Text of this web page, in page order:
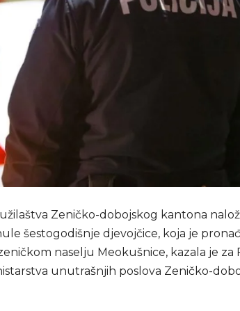
Zeničko-dobojskog kantona
šestogodišnje djevojčice, koja je
naselju Meokušnice, kazala je za
unutrašnjih poslova Zeničko-